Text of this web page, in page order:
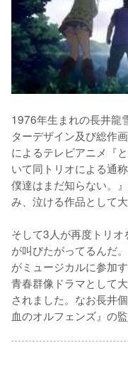
1976年生まれの長井龍
ターデザイン及び総作
によるテレビアニメ『
いて同トリオによる通
僕達はまだ知らない。
み、泣ける作品として大
そして3人が再度トリ
が叫びたがってるんだ
がミュージカルに参加
青春群像ドラマとして
されました。なお長井
血のオルフェンズ』の